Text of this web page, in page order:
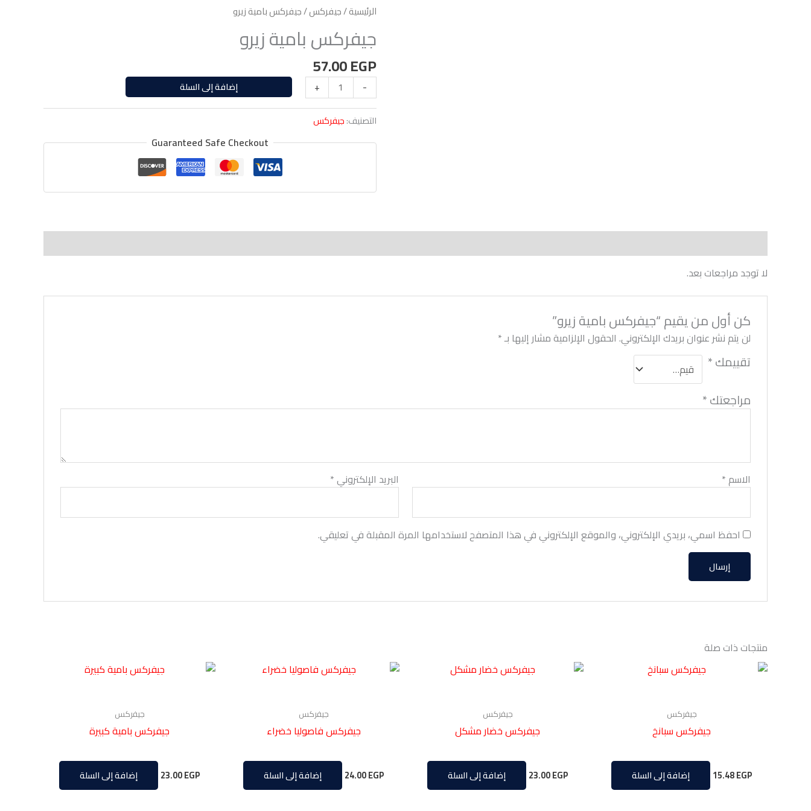
الرئيسية/جيفركس/ جيفركس بامية زيرو
جيفركس بامية زيرو
57.00EGP
-
+
إضافة إلى السلة
التصنيف:جيفركس
Guaranteed Safe Checkout
لا توجد مراجعات بعد.
كن أول من يقيم “جيفركس بامية زيرو”
لن يتم نشر عنوان بريدك الإلكتروني. الحقول الإلزامية مشار إليها بـ*
تقييمك*
مراجعتك*
الاسم* البريد الإلكتروني*
احفظ اسمي، بريدي الإلكتروني، والموقع الإلكتروني في هذا المتصفح لاستخدامها المرة المقبلة في تعليقي.
منتجات ذات صلة
جيفركس
جيفركس سبانخ
15.48EGP إضافة إلى السلة
جيفركس
جيفركس خضار مشكل
23.00EGP إضافة إلى السلة
جيفركس
جيفركس فاصوليا خضراء
24.00EGP إضافة إلى السلة
جيفركس
جيفركس بامية كبيرة
23.00EGP إضافة إلى السلة